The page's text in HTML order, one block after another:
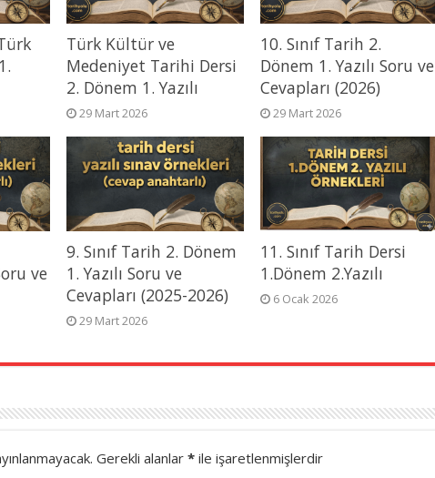
Türk Kültür ve
Medeniyet Tarihi Dersi
2. Dönem 1. Yazılı
29 Mart 2026
10. Sınıf Tarih 2.
Dönem 1. Yazılı Soru ve
Cevapları (2026)
29 Mart 2026
ve
9. Sınıf Tarih 2. Dönem
1. Yazılı Soru ve
Cevapları (2025-2026)
29 Mart 2026
11. Sınıf Tarih Dersi
1.Dönem 2.Yazılı
6 Ocak 2026
Gerekli alanlar *ile işaretlenmişlerdir